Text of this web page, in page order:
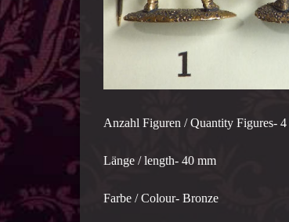
Anzahl Figuren / Quantity Figures- 4
Länge / length- 40 mm
Farbe / Colour- Bronze